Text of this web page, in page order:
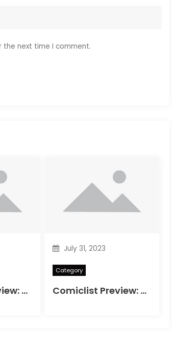
the next time I comment.
Comiclist Preview: A & A Adventures of Archerin ja Armstrong#11
July 31, 2023
Category
Comiclist Preview: Bloodshot Reborn#2